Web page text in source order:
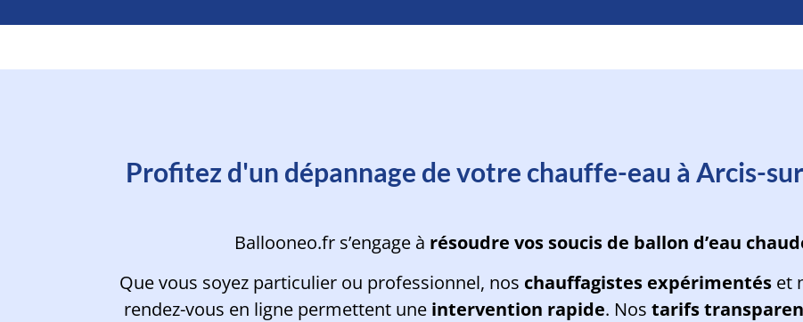
Profitez d'un dépannage de votre chauffe-eau à Arcis-
Ballooneo.fr s’engage à résoudre vos soucis de ballon d’eau
Que vous soyez particulier ou professionnel, nos chauffagistes expérimentés et
rendez-vous en ligne permettent une intervention rapide. Nos tarifs